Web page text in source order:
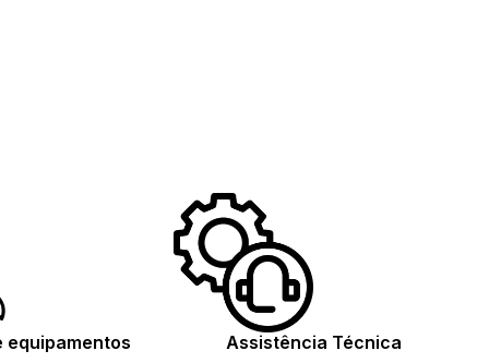
equipamentos Assistência Técnica